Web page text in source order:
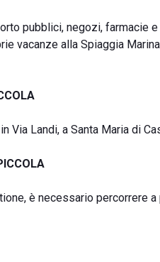
pubblici, negozi, farmacie
vacanze alla Spiaggia
Via Landi, a Santa Maria di
è necessario percorrere